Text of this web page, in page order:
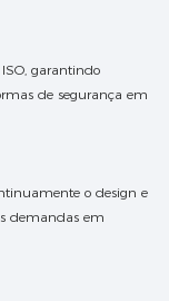
ISO, garantindo
de segurança em
o design e
demandas em